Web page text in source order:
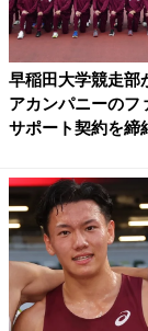
早稲田大学競走部
アカンパニーのフ
サポート契約を締